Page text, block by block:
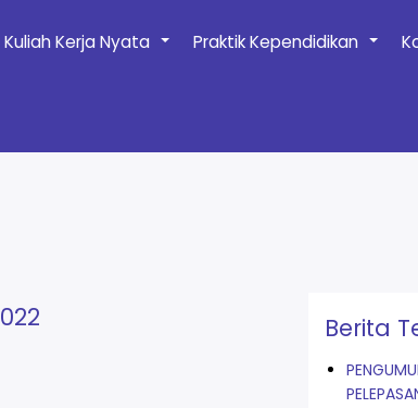
+
Kuliah Kerja Nyata +
Praktik Kependidikan
Berita